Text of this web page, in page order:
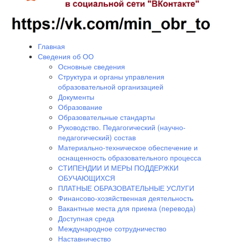
Главная
Сведения об ОО
Основные сведения
Структура и органы управления
образовательной организацией
Документы
Образование
Образовательные стандарты
Руководство. Педагогический (научно-
педагогический) состав
Материально-техническое обеспечение и
оснащенность образовательного процесса
СТИПЕНДИИ И МЕРЫ ПОДДЕРЖКИ
ОБУЧАЮЩИХСЯ
ПЛАТНЫЕ ОБРАЗОВАТЕЛЬНЫЕ УСЛУГИ
Финансово-хозяйственная деятельность
Вакантные места для приема (перевода)
Доступная среда
Международное сотрудничество
Наставничество